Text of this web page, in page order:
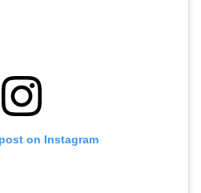
on Instagram